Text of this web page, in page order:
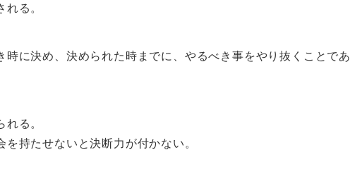
る。
に決め、決められた時までに、やるべき事をやり抜くことであ
る。
持たせないと決断力が付かない。